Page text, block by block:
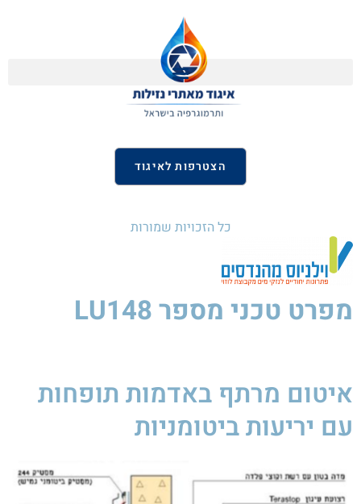
הצטרפות לאיגוד
כל הזכויות שמורות
מפרט טכני מספר LU148
איטום מרתף באדמות תופחות
עם יריעות ביטומניות